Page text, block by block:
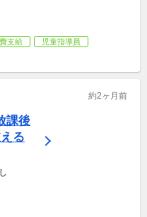
支給
児童指導員
約2ヶ月前
課後
る